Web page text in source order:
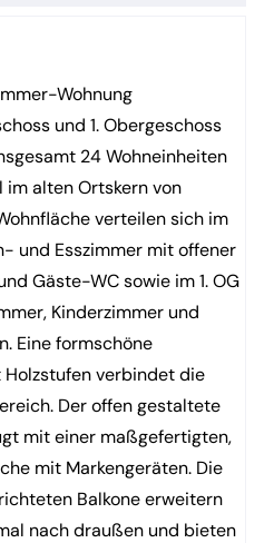
Wohnung
und 1. Obergeschoss
24 Wohneinheiten
alten Ortskern von
verteilen sich im
und Esszimmer mit offener
Gäste-WC sowie im 1. OG
Kinderzimmer und
Eine formschöne
verbindet die
Der offen gestaltete
mit einer maßgefertigten,
mit Markengeräten. Die
Balkone erweitern
nach draußen und bieten